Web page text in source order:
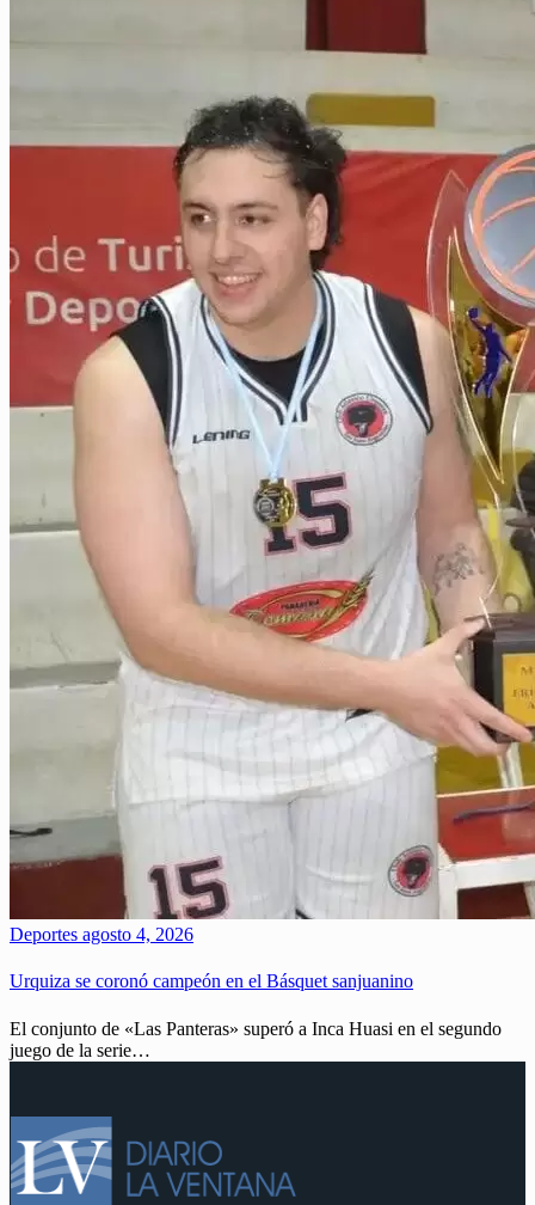
Deportes agosto 4, 2026
Urquiza se coronó campeón en el Básquet sanjuanino
El conjunto de «Las Panteras» superó a Inca Huasi en el segundo
juego de la serie…